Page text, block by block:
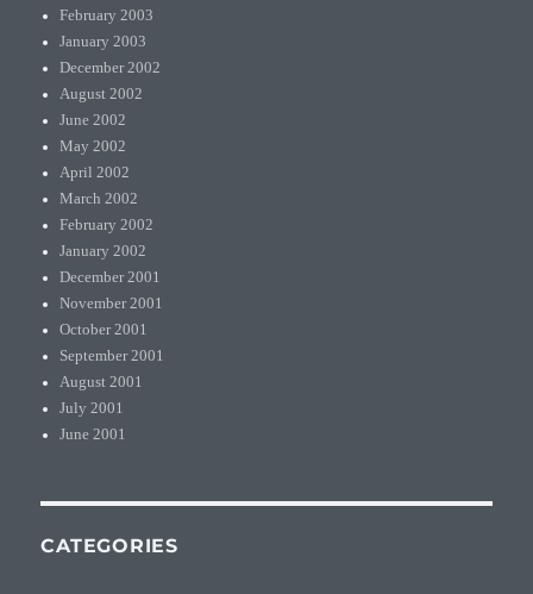
February 2003
January 2003
December 2002
August 2002
June 2002
May 2002
April 2002
March 2002
February 2002
January 2002
December 2001
November 2001
October 2001
September 2001
August 2001
July 2001
June 2001
CATEGORIES